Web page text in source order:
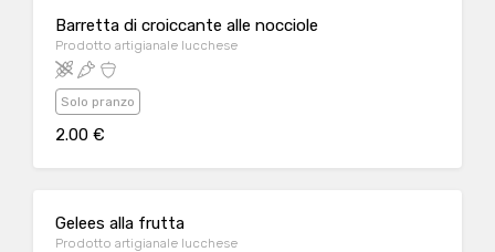
Barretta di croiccante alle nocciole
Prodotto artigianale lucchese
Solo pranzo
2.00 €
Gelees alla frutta
Prodotto artigianale lucchese